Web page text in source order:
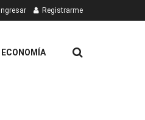
Ingresar Registrarme
ECONOMÍA